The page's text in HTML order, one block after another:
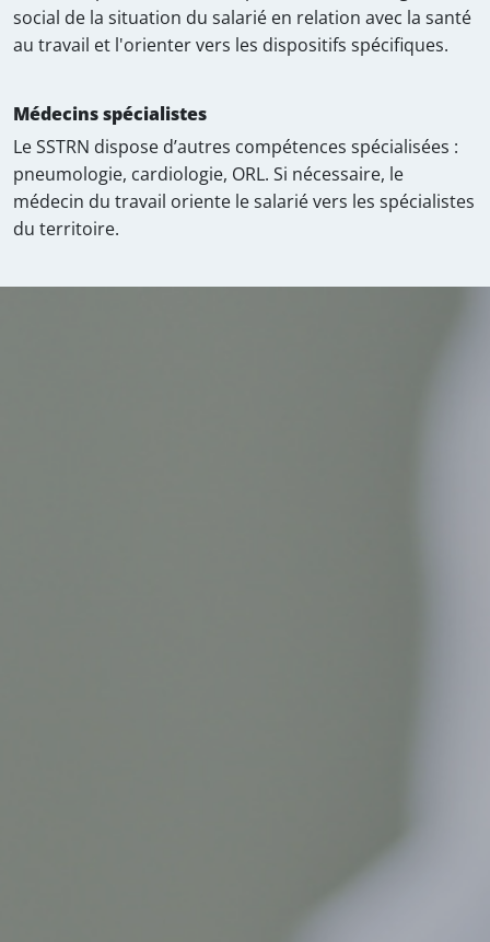
social de la situation du salarié en relation avec la santé
au travail et l'orienter vers les dispositifs spécifiques.
Médecins spécialistes
Le SSTRN dispose d’autres compétences spécialisées :
pneumologie, cardiologie, ORL. Si nécessaire, le
médecin du travail oriente le salarié vers les spécialistes
du territoire.